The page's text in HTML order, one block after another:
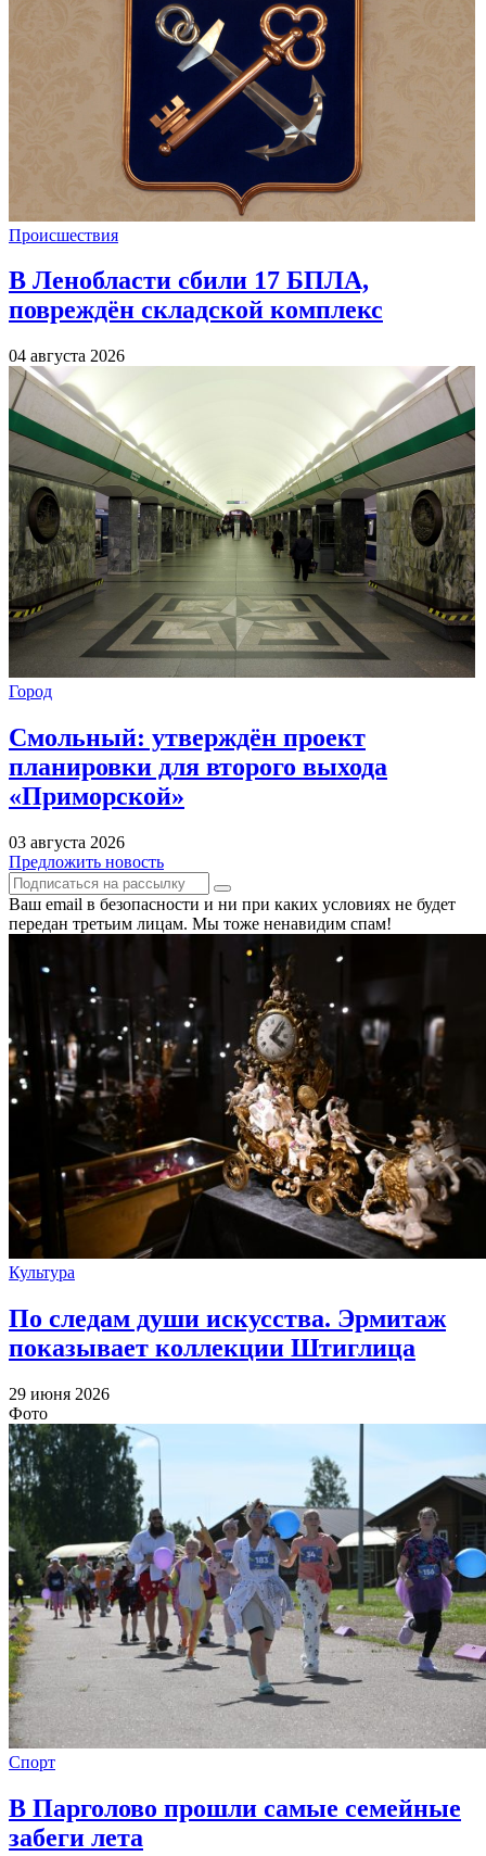
Происшествия
В Ленобласти сбили 17 БПЛА,
повреждён складской комплекс
04 августа 2026
Город
Смольный: утверждён проект
планировки для второго выхода
«Приморской»
03 августа 2026
Предложить новость
Ваш email в безопасности и ни при каких условиях не будет
передан третьим лицам. Мы тоже ненавидим спам!
Культура
По следам души искусства. Эрмитаж
показывает коллекции Штиглица
29 июня 2026
Фото
Спорт
В Парголово прошли самые семейные
забеги лета